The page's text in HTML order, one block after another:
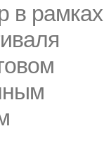
в рамках